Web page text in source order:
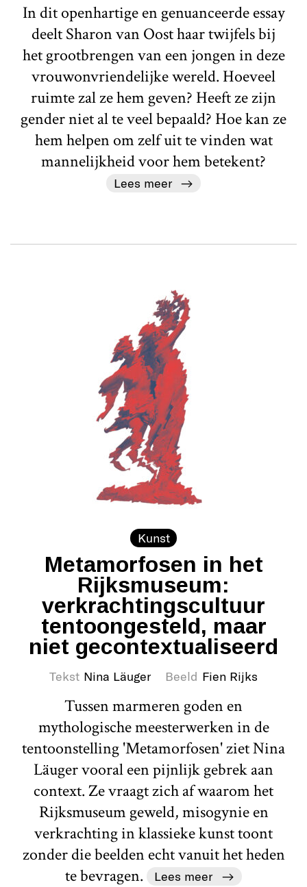
In dit openhartige en genuanceerde essay
deelt Sharon van Oost haar twijfels bij
het grootbrengen van een jongen in deze
vrouwonvriendelijke wereld. Hoeveel
ruimte zal ze hem geven? Heeft ze zijn
gender niet al te veel bepaald? Hoe kan ze
hem helpen om zelf uit te vinden wat
mannelijkheid voor hem betekent?
Lees meer
Kunst
Metamorfosen in het
Rijksmuseum:
verkrachtingscultuur
tentoongesteld, maar
niet gecontextualiseerd
Tekst Nina Läuger Beeld Fien Rijks
Tussen marmeren goden en
mythologische meesterwerken in de
tentoonstelling 'Metamorfosen' ziet Nina
Läuger vooral een pijnlijk gebrek aan
context. Ze vraagt zich af waarom het
Rijksmuseum geweld, misogynie en
verkrachting in klassieke kunst toont
zonder die beelden echt vanuit het heden
te bevragen.
Lees meer